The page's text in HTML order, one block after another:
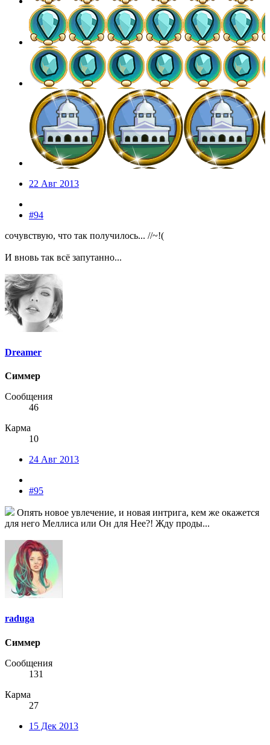
22 Авг 2013
#94
сочувствую, что так получилось... //~!(
И вновь так всё запутанно...
Dreamer
Симмер
Сообщения
46
Карма
10
24 Авг 2013
#95
Опять новое увлечение, и новая интрига, кем же окажется
для него Меллиса или Он для Нее?! Жду проды...
raduga
Симмер
Сообщения
131
Карма
27
15 Дек 2013